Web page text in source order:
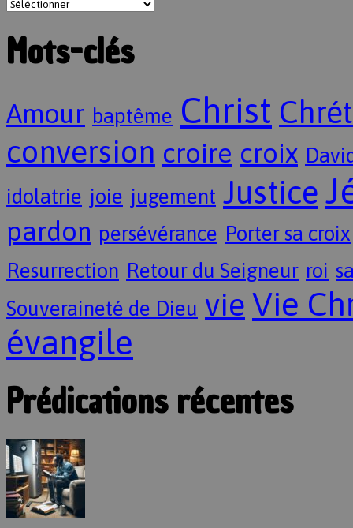
Mots-clés
Amour baptême Christ
conversion croire croix
idolatrie joie jugement Justice
pardon persévérance Porter sa croix
Resurrection Retour du Seigneur roi
Souveraineté de Dieu vie Vie
évangile
Prédications récentes